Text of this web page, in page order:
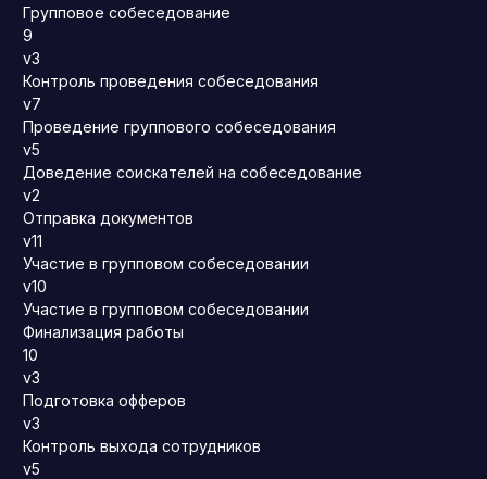
Групповое собеседование
9
v3
Контроль проведения собеседования
v7
Проведение группового собеседования
v5
Доведение соискателей на собеседование
v2
Отправка документов
v11
Участие в групповом собеседовании
v10
Участие в групповом собеседовании
Финализация работы
10
v3
Подготовка офферов
v3
Контроль выхода сотрудников
v5